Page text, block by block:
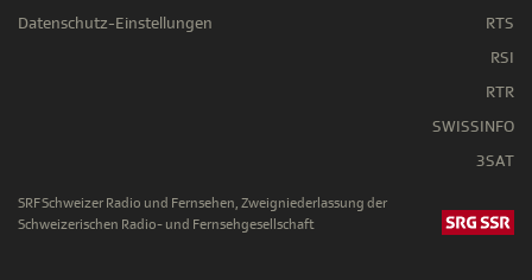
Datenschutz-Einstellungen
RTS
RSI
RTR
SWISSINFO
3SAT
SRF Schweizer Radio und Fernsehen, Zweigniederlassung der
Schweizerischen Radio- und Fernsehgesellschaft